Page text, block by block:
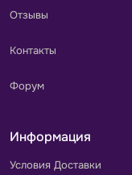
Отзывы
Контакты
Форум
Информация
Условия Доставки